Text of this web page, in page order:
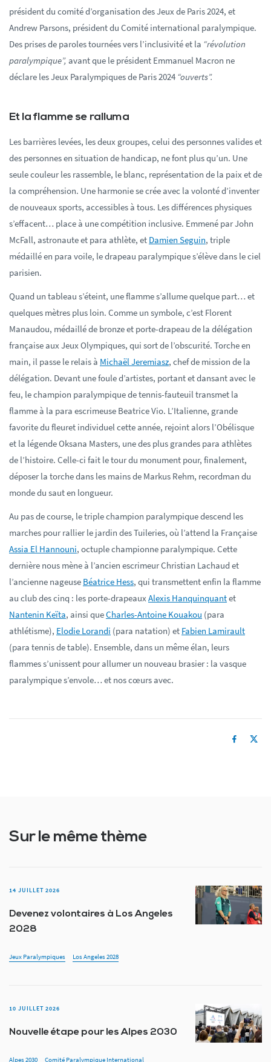
président du comité d’organisation des Jeux de Paris 2024, et
Andrew Parsons, président du Comité international paralympique.
Des prises de paroles tournées vers l’inclusivité et la “révolution
paralympique”, avant que le président Emmanuel Macron ne
déclare les Jeux Paralympiques de Paris 2024 “ouverts”.
Et la flamme se ralluma
Les barrières levées, les deux groupes, celui des personnes valides et
des personnes en situation de handicap, ne font plus qu’un. Une
seule couleur les rassemble, le blanc, représentation de la paix et de
la compréhension. Une harmonie se crée avec la volonté d’inventer
de nouveaux sports, accessibles à tous. Les différences physiques
s’effacent… place à une compétition inclusive. Emmené par John
McFall, astronaute et para athlète, et Damien Seguin, triple
médaillé en para voile, le drapeau paralympique s’élève dans le ciel
parisien.
Quand un tableau s’éteint, une flamme s’allume quelque part… et
quelques mètres plus loin. Comme un symbole, c’est Florent
Manaudou, médaillé de bronze et porte-drapeau de la délégation
française aux Jeux Olympiques, qui sort de l’obscurité. Torche en
main, il passe le relais à Michaël Jeremiasz, chef de mission de la
délégation. Devant une foule d’artistes, portant et dansant avec le
feu, le champion paralympique de tennis-fauteuil transmet la
flamme à la para escrimeuse Beatrice Vio. L’Italienne, grande
favorite du fleuret individuel cette année, rejoint alors l’Obélisque
et la légende Oksana Masters, une des plus grandes para athlètes
de l’histoire. Celle-ci fait le tour du monument pour, finalement,
déposer la torche dans les mains de Markus Rehm, recordman du
monde du saut en longueur.
Au pas de course, le triple champion paralympique descend les
marches pour rallier le jardin des Tuileries, où l’attend la Française
Assia El Hannouni, octuple championne paralympique. Cette
dernière nous mène à l’ancien escrimeur Christian Lachaud et
l’ancienne nageuse Béatrice Hess, qui transmettent enfin la flamme
au club des cinq : les porte-drapeauxAlexis Hanquinquantet
Nantenin Keïta, ainsi queCharles-Antoine Kouakou (para
athlétisme), Elodie Lorandi (para natation) et Fabien Lamirault
(para tennis de table). Ensemble, dans un même élan, leurs
flammes s’unissent pour allumer un nouveau brasier : la vasque
paralympique s’envole… et nos cœurs avec.
Sur le même thème
14 JUILLET 2026
Devenez volontaires à Los Angeles
2028
Jeux Paralympiques Los Angeles 2028
10 JUILLET 2026
Nouvelle étape pour les Alpes 2030
Alpes 2030
Comité Paralympique International